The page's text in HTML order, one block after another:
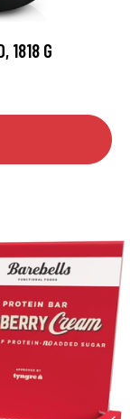
1818 G